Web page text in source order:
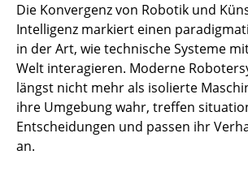
Die Konvergenz von Robotik und
Intelligenz markiert einen
in der Art, wie technische Systeme
Welt interagieren. Moderne
längst nicht mehr als isolierte
ihre Umgebung wahr, treffen
Entscheidungen und passen ihr
an.